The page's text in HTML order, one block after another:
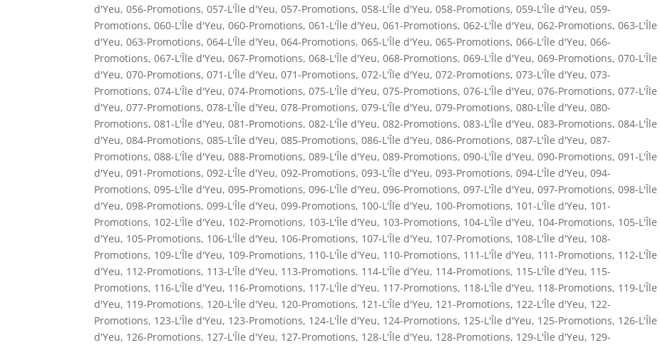
d'Yeu, 056-Promotions, 057-L'Île d'Yeu, 057-Promotions, 058-L'Île d'Yeu, 058-Promotions, 059-L'Île d'Yeu, 059-
Promotions, 060-L'Île d'Yeu, 060-Promotions, 061-L'Île d'Yeu, 061-Promotions, 062-L'Île d'Yeu, 062-Promotions, 063-L'Île
d'Yeu, 063-Promotions, 064-L'Île d'Yeu, 064-Promotions, 065-L'Île d'Yeu, 065-Promotions, 066-L'Île d'Yeu, 066-
Promotions, 067-L'Île d'Yeu, 067-Promotions, 068-L'Île d'Yeu, 068-Promotions, 069-L'Île d'Yeu, 069-Promotions, 070-L'Île
d'Yeu, 070-Promotions, 071-L'Île d'Yeu, 071-Promotions, 072-L'Île d'Yeu, 072-Promotions, 073-L'Île d'Yeu, 073-
Promotions, 074-L'Île d'Yeu, 074-Promotions, 075-L'Île d'Yeu, 075-Promotions, 076-L'Île d'Yeu, 076-Promotions, 077-L'Île
d'Yeu, 077-Promotions, 078-L'Île d'Yeu, 078-Promotions, 079-L'Île d'Yeu, 079-Promotions, 080-L'Île d'Yeu, 080-
Promotions, 081-L'Île d'Yeu, 081-Promotions, 082-L'Île d'Yeu, 082-Promotions, 083-L'Île d'Yeu, 083-Promotions, 084-L'Île
d'Yeu, 084-Promotions, 085-L'Île d'Yeu, 085-Promotions, 086-L'Île d'Yeu, 086-Promotions, 087-L'Île d'Yeu, 087-
Promotions, 088-L'Île d'Yeu, 088-Promotions, 089-L'Île d'Yeu, 089-Promotions, 090-L'Île d'Yeu, 090-Promotions, 091-L'Île
d'Yeu, 091-Promotions, 092-L'Île d'Yeu, 092-Promotions, 093-L'Île d'Yeu, 093-Promotions, 094-L'Île d'Yeu, 094-
Promotions, 095-L'Île d'Yeu, 095-Promotions, 096-L'Île d'Yeu, 096-Promotions, 097-L'Île d'Yeu, 097-Promotions, 098-L'Île
d'Yeu, 098-Promotions, 099-L'Île d'Yeu, 099-Promotions, 100-L'Île d'Yeu, 100-Promotions, 101-L'Île d'Yeu, 101-
Promotions, 102-L'Île d'Yeu, 102-Promotions, 103-L'Île d'Yeu, 103-Promotions, 104-L'Île d'Yeu, 104-Promotions, 105-L'Île
d'Yeu, 105-Promotions, 106-L'Île d'Yeu, 106-Promotions, 107-L'Île d'Yeu, 107-Promotions, 108-L'Île d'Yeu, 108-
Promotions, 109-L'Île d'Yeu, 109-Promotions, 110-L'Île d'Yeu, 110-Promotions, 111-L'Île d'Yeu, 111-Promotions, 112-L'Île
d'Yeu, 112-Promotions, 113-L'Île d'Yeu, 113-Promotions, 114-L'Île d'Yeu, 114-Promotions, 115-L'Île d'Yeu, 115-
Promotions, 116-L'Île d'Yeu, 116-Promotions, 117-L'Île d'Yeu, 117-Promotions, 118-L'Île d'Yeu, 118-Promotions, 119-L'Île
d'Yeu, 119-Promotions, 120-L'Île d'Yeu, 120-Promotions, 121-L'Île d'Yeu, 121-Promotions, 122-L'Île d'Yeu, 122-
Promotions, 123-L'Île d'Yeu, 123-Promotions, 124-L'Île d'Yeu, 124-Promotions, 125-L'Île d'Yeu, 125-Promotions, 126-L'Île
d'Yeu, 126-Promotions, 127-L'Île d'Yeu, 127-Promotions, 128-L'Île d'Yeu, 128-Promotions, 129-L'Île d'Yeu, 129-